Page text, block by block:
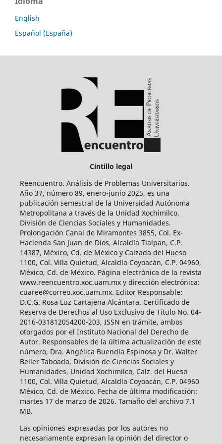
English
Español (España)
Cintillo legal
Reencuentro. Análisis de Problemas Universitarios.
Año 37, número 89, enero-junio 2025, es una
publicación semestral de la Universidad Autónoma
Metropolitana a través de la Unidad Xochimilco,
División de Ciencias Sociales y Humanidades.
Prolongación Canal de Miramontes 3855, Col. Ex-
Hacienda San Juan de Dios, Alcaldía Tlalpan, C.P.
14387, México, Cd. de México y Calzada del Hueso
1100, Col. Villa Quietud, Alcaldía Coyoacán, C.P. 04960,
México, Cd. de México. Página electrónica de la revista
www.reencuentro.xoc.uam.mx y dirección electrónica:
cuaree@correo.xoc.uam.mx. Editor Responsable:
D.C.G. Rosa Luz Cartajena Alcántara. Certificado de
Reserva de Derechos al Uso Exclusivo de Título No. 04-
2016-031812054200-203, ISSN en trámite, ambos
otorgados por el Instituto Nacional del Derecho de
Autor. Responsables de la última actualización de este
número, Dra. Angélica Buendía Espinosa y Dr. Walter
Beller Taboada, División de Ciencias Sociales y
Humanidades, Unidad Xochimilco, Calz. del Hueso
1100, Col. Villa Quietud, Alcaldía Coyoacán, C.P. 04960
México, Cd. de México. Fecha de última modificación:
martes 17 de marzo de 2026. Tamaño del archivo 7.1
MB.
Las opiniones expresadas por los autores no
necesariamente expresan la opinión del director o